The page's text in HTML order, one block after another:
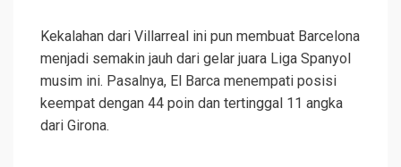
Kekalahan dari Villarreal ini pun membuat Barcelona
menjadi semakin jauh dari gelar juara Liga Spanyol
musim ini. Pasalnya, El Barca menempati posisi
keempat dengan 44 poin dan tertinggal 11 angka
dari Girona.